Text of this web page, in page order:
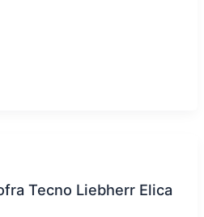
Tecno Liebherr Elica